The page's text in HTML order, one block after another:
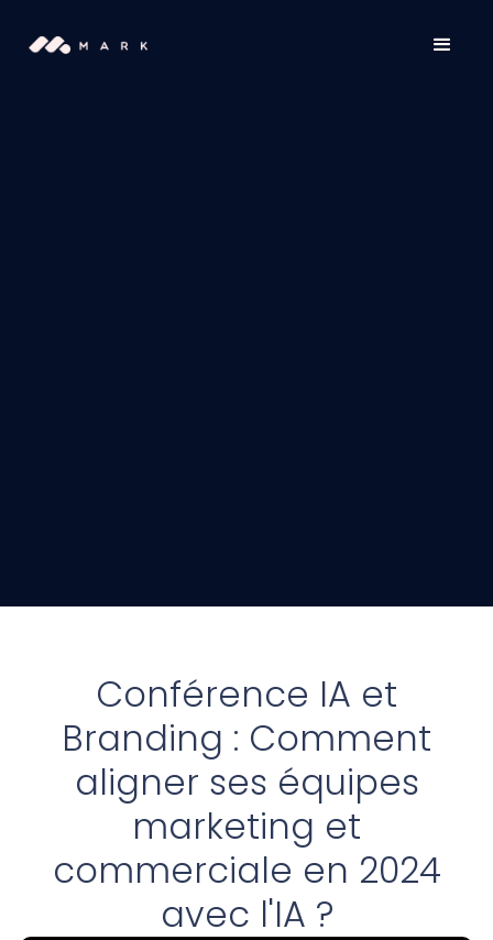
Conférence IA et
Branding : Comment
aligner ses équipes
marketing et
commerciale en 2024
avec l'IA ?